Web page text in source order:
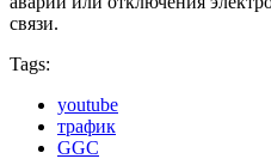
связи.
Tags:
youtube
трафик
GGC